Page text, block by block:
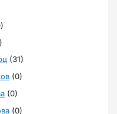
(31)
(0)
(0)
(0)